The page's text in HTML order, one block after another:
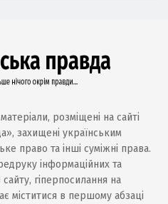
розміщені на сайті
захищені українським
право та інші суміжні права.
інформаційних та
гіперпосилання на
міститися в першому абзаці